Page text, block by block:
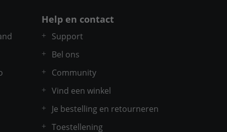
Help en contact
Support
Bel ons
Community
Vind een winkel
Je bestelling en retourneren
Toestellening